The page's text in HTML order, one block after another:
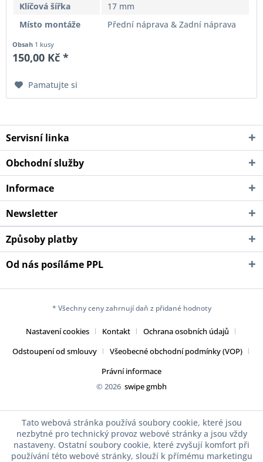
Klíčová šířka
17 mm
Místo montáže
Přední náprava & Zadní náprava
Obsah 1 kusy
150,00 Kč *
Pamatujte si
Servisní linka
Obchodní služby
Informace
Newsletter
Způsoby platby
Od nás posíláme PPL
* Všechny ceny zahrnují daň z přidané hodnoty
Nastavení cookies Kontakt
Ochrana osobních údajů
Odstoupení od smlouvy
Všeobecné obchodní podmínky (VOP)
Právní informace
© 2026 swipe gmbh
Tato webová stránka používá soubory cookie, které jsou
nezbytné pro technický provoz webové stránky a jsou vždy
nastaveny. Ostatní soubory cookie, které zvyšují komfort při
používání této webové stránky, slouží k přímému marketingu